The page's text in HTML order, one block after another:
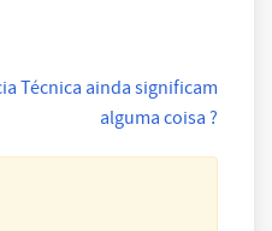
Técnica ainda significam
alguma coisa ?